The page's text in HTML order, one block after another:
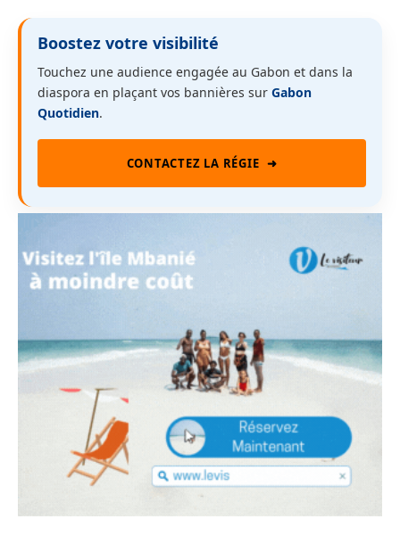
Boostez votre visibilité
Touchez une audience engagée au Gabon et dans la
diaspora en plaçant vos bannières sur Gabon
Quotidien.
CONTACTEZ LA RÉGIE ➜